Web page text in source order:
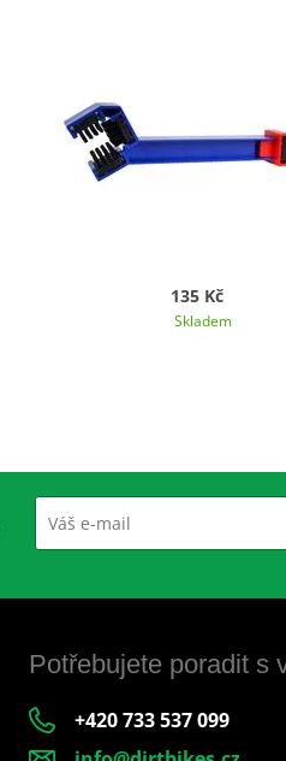
135 Kč
Skladem
Potřebujete poradit s
+420 733 537 099